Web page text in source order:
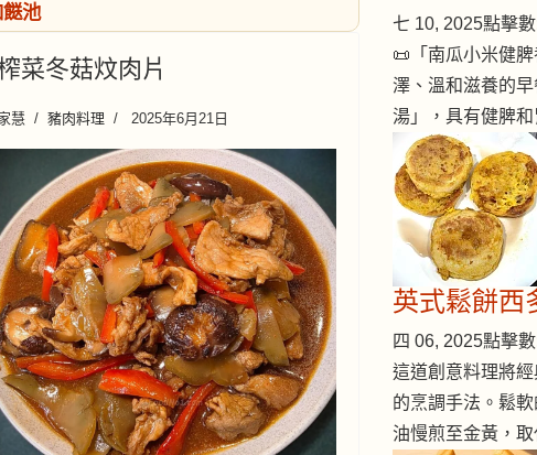
池
菜冬菇炆肉片
慧 豬肉料理 2025年6月21日
七 10, 2025點擊
📜「南瓜小米健
澤、溫和滋養的
湯」，具有健脾
英式鬆餅西
四 06, 2025點擊
這道創意料理將
的烹調手法。鬆
油慢煎至金黃，